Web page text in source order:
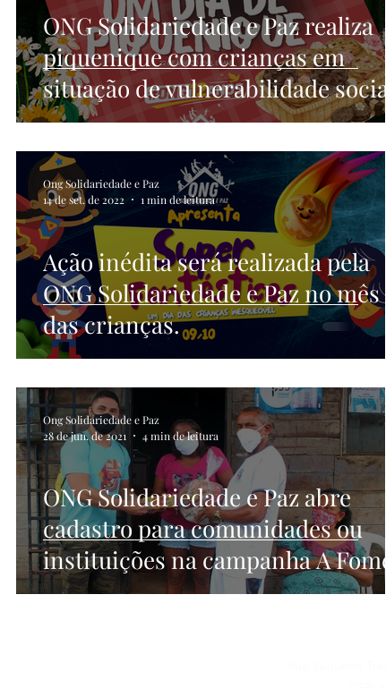
ONG Solidariedade e Paz realiza
piquenique com crianças em
situação de vulnerabilidade social
no bairro Sol e Mar
Ação inédita será realizada pela
ONG Solidariedade e Paz no mês
das crianças.
Ong Solidariedade e Paz
14 de set. de 2022
1 min de leitura
ONG Solidariedade e Paz abre
cadastro para comunidades ou
instituições na campanha A Fome
Dói
Ong Solidariedade e Paz
28 de jun. de 2021
4 min de leitura